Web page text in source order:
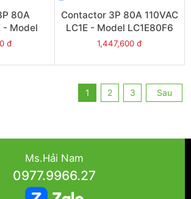
80A
- Model
đ
Contactor 3P 80A 110VAC
LC1E - Model LC1E80F6
1,447,600 đ
1 2 3 Sau
Ms.Hải Nam
0977.9966.27